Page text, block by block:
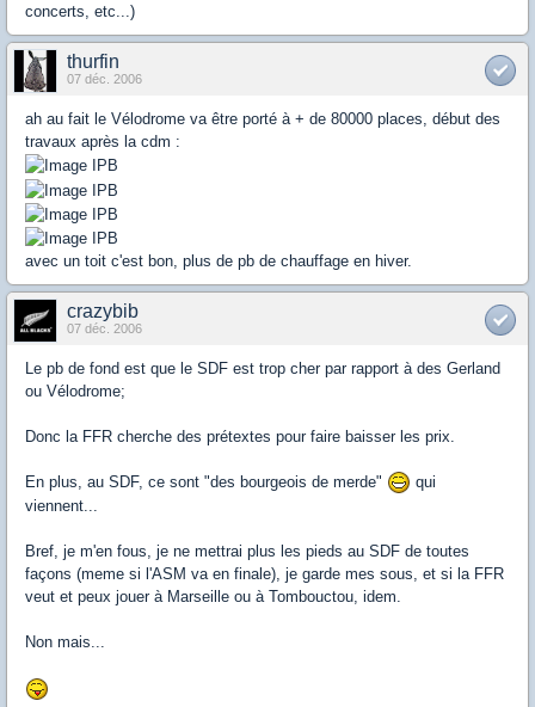
concerts, etc...)
thurfin
07 déc. 2006
ah au fait le Vélodrome va être porté à + de 80000 places, début des
travaux après la cdm :
avec un toit c'est bon, plus de pb de chauffage en hiver.
crazybib
07 déc. 2006
Le pb de fond est que le SDF est trop cher par rapport à des Gerland
ou Vélodrome;
Donc la FFR cherche des prétextes pour faire baisser les prix.
En plus, au SDF, ce sont "des bourgeois de merde"
qui
viennent...
Bref, je m'en fous, je ne mettrai plus les pieds au SDF de toutes
façons (meme si l'ASM va en finale), je garde mes sous, et si la FFR
veut et peux jouer à Marseille ou à Tombouctou, idem.
Non mais...